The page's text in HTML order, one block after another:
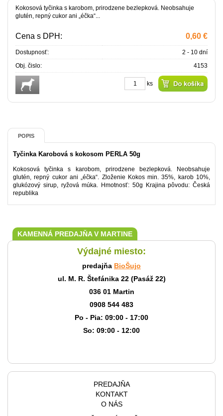
Kokosová tyčinka s karobom, prirodzene bezlepková. Neobsahuje
glutén, repný cukor ani „éčka“...
Cena s DPH: 0,60 €
Dostupnosť:
2 - 10 dní
Obj. čislo:
4153
ks
POPIS
Tyčinka Karobová s kokosom PERLA 50g
Kokosová tyčinka s karobom, prirodzene bezlepková. Neobsahuje
glutén, repný cukor ani „éčka“. Zloženie Kokos min. 35%, karob 10%,
glukózový sirup, ryžová múka. Hmotnosť: 50g Krajina pôvodu: Česká
republika
KAMENNÁ PREDAJŇA V MARTINE
Výdajné miesto:
predajňa BioŠujo
ul. M. R. Štefánika 22 (Pasáž 22)
036 01 Martin
0908 544 483
Po - Pia: 09:00 - 17:00
So: 09:00 - 12:00
PREDAJŇA
KONTAKT
O NÁS